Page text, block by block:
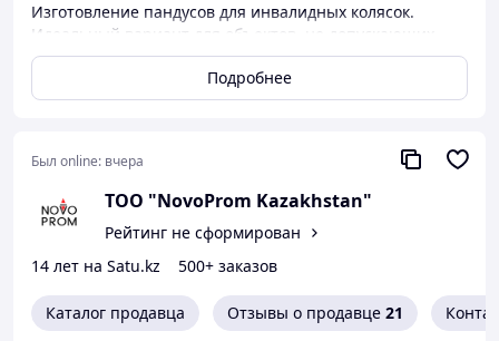
Изготовление пандусов для инвалидных колясок.
Идеальный вариант для объектов, не допускающих
капитальной реконструкции
Монтируются в течение 1-3 дней.
Не требуют дорогостоящего обслуживания в отличие
Подходят для всех видов инвалидных и детских колясок
Любые размеры и конфигурации
Нескользящая поверхность
Так же в продаже:
• Подъемники для кафе, ресторанов
Подробнее
Был online: вчера
ТОО "NovoProm Kazakhstan"
Рейтинг не сформирован
14 лет на Satu.kz
500+ заказов
Каталог продавца Отзывы о продавце 21